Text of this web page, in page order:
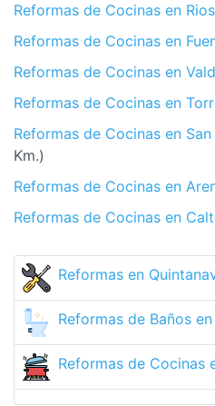
Reformas
Reformas
Reformas
Km.)
Reformas de
Reformas de
Reformas en
Reformas de Baños
Reformas de Cocinas